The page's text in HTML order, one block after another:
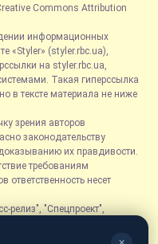
Commons Attribution
информационных
«Styler» (styler.rbc.ua),
на styler.rbc.ua,
Такая гиперссылка
в тексте материала не ниже
зрения авторов
законодательству
их правдивости.
требованиям
ответственность несет
релиз", "Спецпроект",